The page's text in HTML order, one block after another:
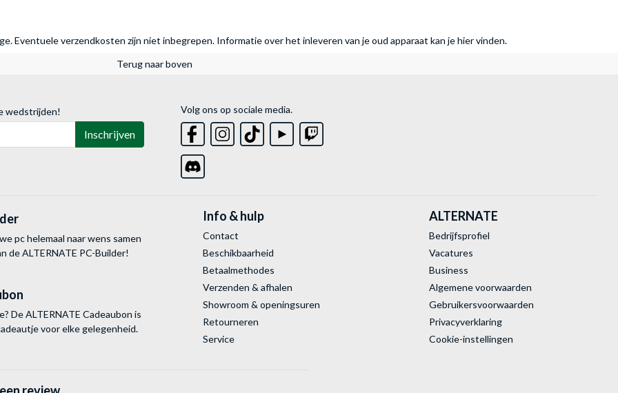
Eventuele verzendkosten zijn niet inbegrepen. Informatie over het inleveren van je oud apparaat kan je hier vinden.
Terug naar boven
wedstrijden!
Inschrijven
Volg ons op sociale media.
pc helemaal naar wens samen
de ALTERNATE PC-Builder!
De ALTERNATE Cadeaubon is
voor elke gelegenheid.
Info & hulp
Contact
Beschikbaarheid
Betaalmethodes
Verzenden & afhalen
Showroom & openingsuren
Retourneren
Service
ALTERNATE
Bedrijfsprofiel
Vacatures
Business
Algemene voorwaarden
Gebruikersvoorwaarden
Privacyverklaring
Cookie-instellingen